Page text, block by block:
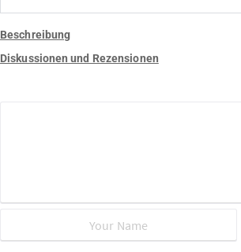
Beschreibung
Diskussionen und Rezensionen